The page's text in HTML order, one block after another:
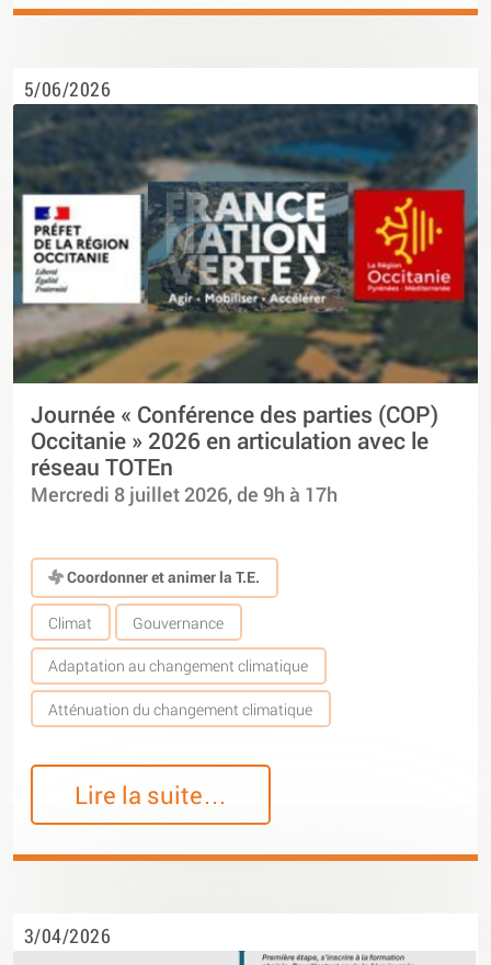
5/06/2026
Journée « Conférence des parties (COP)
Occitanie » 2026 en articulation avec le
réseau TOTEn
Mercredi 8 juillet 2026, de 9h à 17h
Coordonner et animer la T.E.
Climat Gouvernance
Adaptation au changement climatique
Atténuation du changement climatique
Lire la suite…
3/04/2026